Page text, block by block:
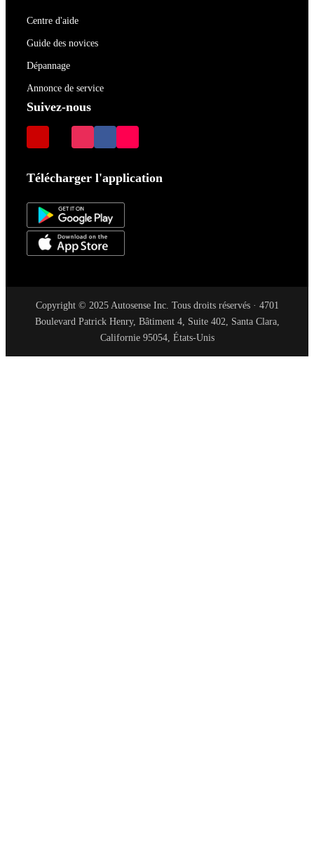
Centre d'aide
Guide des novices
Dépannage
Annonce de service
Suivez-nous
Télécharger l'application
Copyright © 2025 Autosense Inc. Tous droits réservés · 4701
Boulevard Patrick Henry, Bâtiment 4, Suite 402, Santa Clara,
Californie 95054, États-Unis